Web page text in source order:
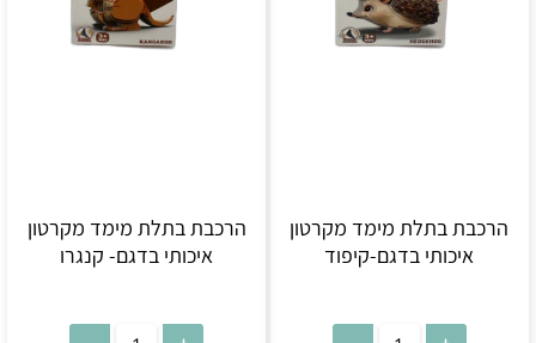
הרכבת בתלת מימד מקרטון
איכותי בדגם-קיפוד
הרכבת בתלת מימד מקרטון
איכותי בדגם- קנגרו